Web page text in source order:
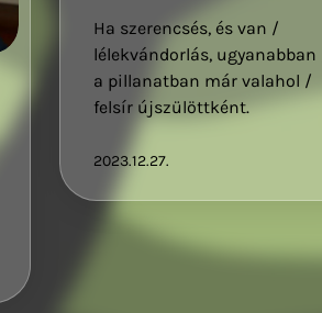
Ha szerencsés, és van /
lélekvándorlás,
a pillanatban már valahol /
felsír újszülöttként.
2023.12.27.